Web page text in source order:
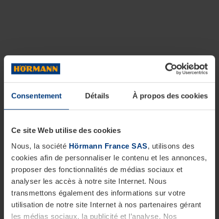
Consentement Détails À propos des cookies
Ce site Web utilise des cookies
Nous, la société Hörmann France SAS, utilisons des
cookies afin de personnaliser le contenu et les annonces,
proposer des fonctionnalités de médias sociaux et
analyser les accès à notre site Internet. Nous
transmettons également des informations sur votre
utilisation de notre site Internet à nos partenaires gérant
les médias sociaux, la publicité et l’analyse. Nos